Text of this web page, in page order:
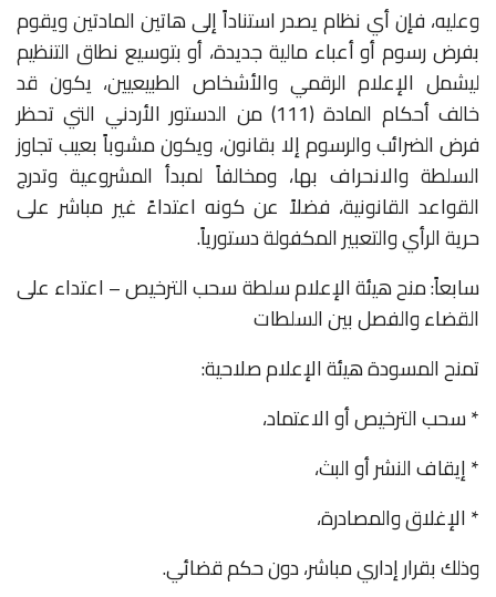
وعليه، فإن أي نظام يصدر استناداً إلى هاتين المادتين ويقوم
بفرض رسوم أو أعباء مالية جديدة، أو بتوسيع نطاق التنظيم
ليشمل الإعلام الرقمي والأشخاص الطبيعيين، يكون قد
خالف أحكام المادة (111) من الدستور الأردني التي تحظر
فرض الضرائب والرسوم إلا بقانون، ويكون مشوباً بعيب تجاوز
السلطة والانحراف بها، ومخالفاً لمبدأ المشروعية وتدرج
القواعد القانونية، فضلاً عن كونه اعتداءً غير مباشر على
حرية الرأي والتعبير المكفولة دستورياً.
سابعاً: منح هيئة الإعلام سلطة سحب الترخيص – اعتداء على
القضاء والفصل بين السلطات
تمنح المسودة هيئة الإعلام صلاحية:
* سحب الترخيص أو الاعتماد،
* إيقاف النشر أو البث،
* الإغلاق والمصادرة،
وذلك بقرار إداري مباشر، دون حكم قضائي.